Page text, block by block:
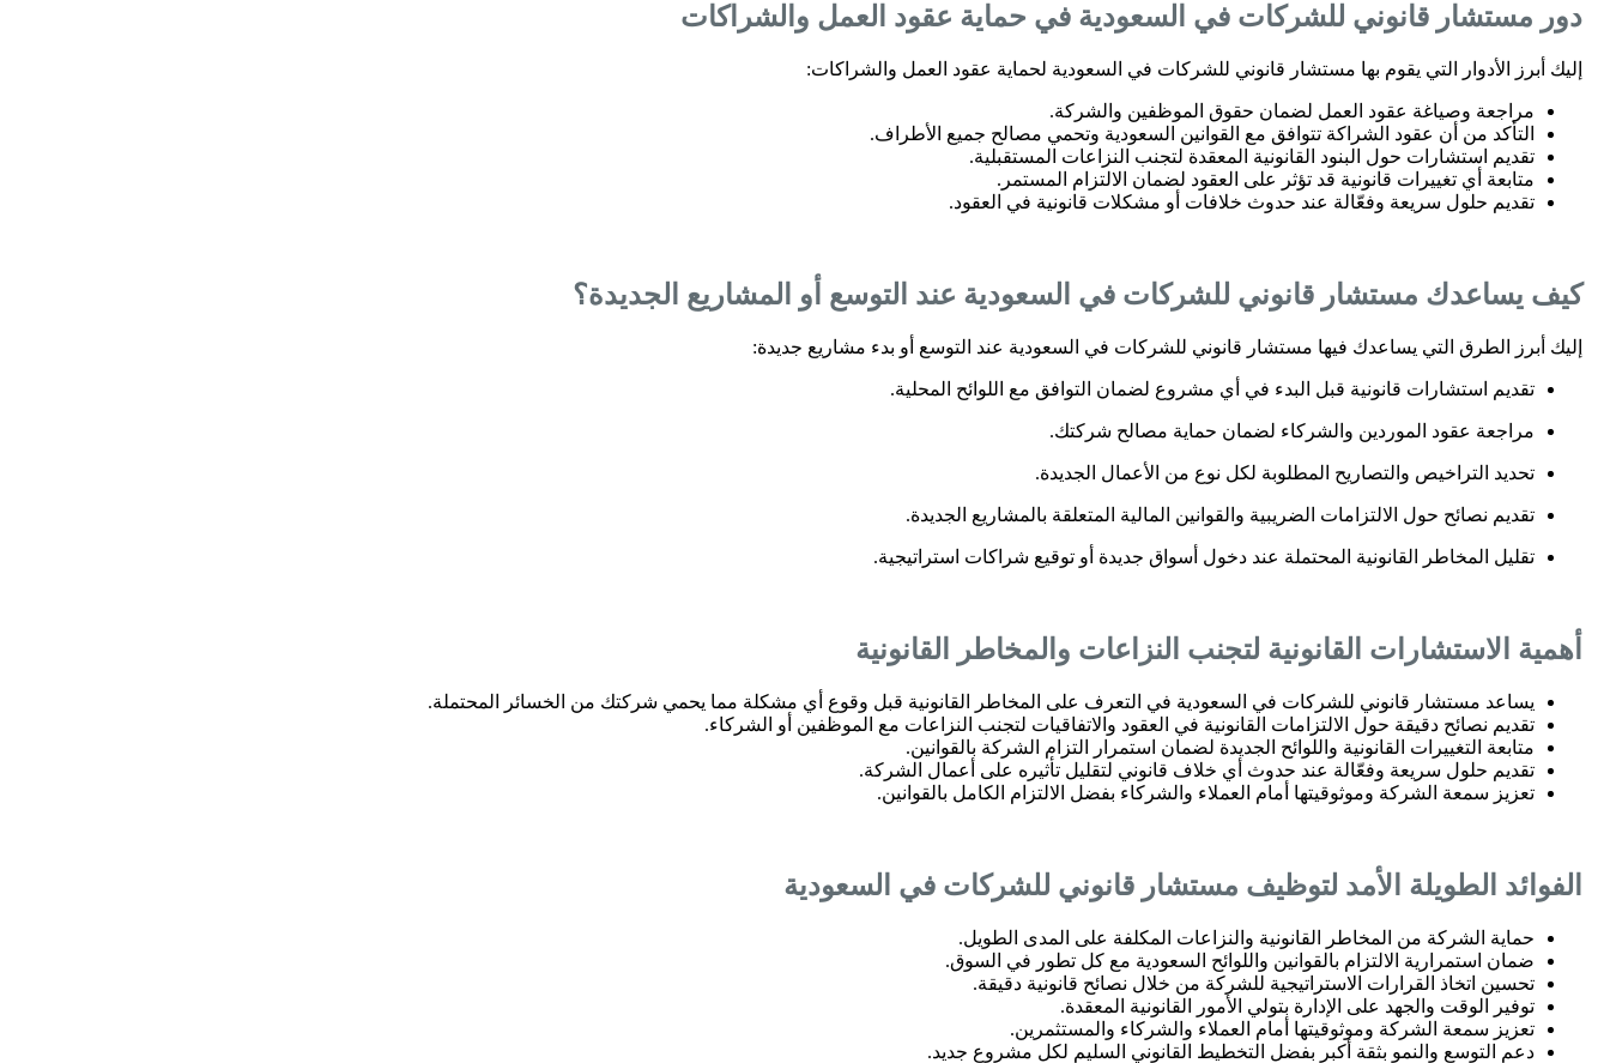
دور مستشار قانوني للشركات في السعودية في حماية عقود العمل والشراكات
إليك أبرز الأدوار التي يقوم بها مستشار قانوني للشركات في السعودية لحماية عقود العمل والشراكات:
مراجعة وصياغة عقود العمل لضمان حقوق الموظفين والشركة.
التأكد من أن عقود الشراكة تتوافق مع القوانين السعودية وتحمي مصالح جميع الأطراف.
تقديم استشارات حول البنود القانونية المعقدة لتجنب النزاعات المستقبلية.
متابعة أي تغييرات قانونية قد تؤثر على العقود لضمان الالتزام المستمر.
تقديم حلول سريعة وفعّالة عند حدوث خلافات أو مشكلات قانونية في العقود.
كيف يساعدك مستشار قانوني للشركات في السعودية عند التوسع أو المشاريع الجديدة؟
إليك أبرز الطرق التي يساعدك فيها مستشار قانوني للشركات في السعودية عند التوسع أو بدء مشاريع جديدة:
تقديم استشارات قانونية قبل البدء في أي مشروع لضمان التوافق مع اللوائح المحلية.
مراجعة عقود الموردين والشركاء لضمان حماية مصالح شركتك.
تحديد التراخيص والتصاريح المطلوبة لكل نوع من الأعمال الجديدة.
تقديم نصائح حول الالتزامات الضريبية والقوانين المالية المتعلقة بالمشاريع الجديدة.
تقليل المخاطر القانونية المحتملة عند دخول أسواق جديدة أو توقيع شراكات استراتيجية.
أهمية الاستشارات القانونية لتجنب النزاعات والمخاطر القانونية
يساعد مستشار قانوني للشركات في السعودية في التعرف على المخاطر القانونية قبل وقوع أي مشكلة مما يحمي شركتك من الخسائر المحتملة.
تقديم نصائح دقيقة حول الالتزامات القانونية في العقود والاتفاقيات لتجنب النزاعات مع الموظفين أو الشركاء.
متابعة التغييرات القانونية واللوائح الجديدة لضمان استمرار التزام الشركة بالقوانين.
تقديم حلول سريعة وفعّالة عند حدوث أي خلاف قانوني لتقليل تأثيره على أعمال الشركة.
تعزيز سمعة الشركة وموثوقيتها أمام العملاء والشركاء بفضل الالتزام الكامل بالقوانين.
الفوائد الطويلة الأمد لتوظيف مستشار قانوني للشركات في السعودية
حماية الشركة من المخاطر القانونية والنزاعات المكلفة على المدى الطويل.
ضمان استمرارية الالتزام بالقوانين واللوائح السعودية مع كل تطور في السوق.
تحسين اتخاذ القرارات الاستراتيجية للشركة من خلال نصائح قانونية دقيقة.
توفير الوقت والجهد على الإدارة بتولي الأمور القانونية المعقدة.
تعزيز سمعة الشركة وموثوقيتها أمام العملاء والشركاء والمستثمرين.
دعم التوسع والنمو بثقة أكبر بفضل التخطيط القانوني السليم لكل مشروع جديد.